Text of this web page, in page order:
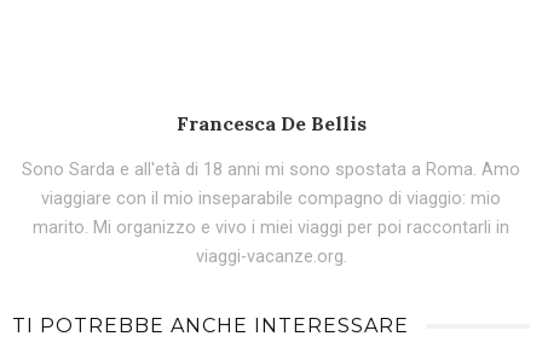
Francesca De Bellis
Sono Sarda e all'età di 18 anni mi sono spostata a Roma. Amo
viaggiare con il mio inseparabile compagno di viaggio: mio
marito. Mi organizzo e vivo i miei viaggi per poi raccontarli in
viaggi-vacanze.org.
TI POTREBBE ANCHE INTERESSARE